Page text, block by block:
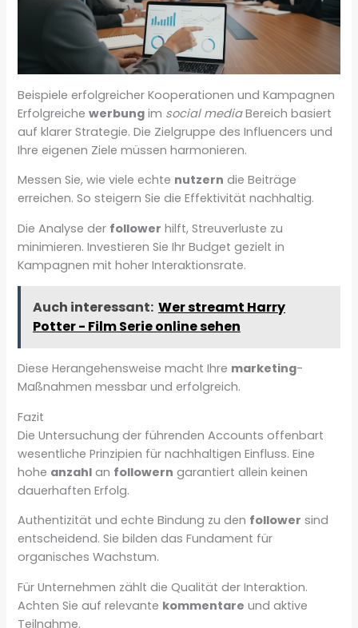
Beispiele erfolgreicher Kooperationen und Kampagnen
Erfolgreichewerbung im social mediaBereich basiert
auf klarer Strategie. Die Zielgruppe des Influencers und
Ihre eigenen Ziele müssen harmonieren.
Messen Sie, wie viele echte nutzern die Beiträge
erreichen. So steigern Sie die Effektivität nachhaltig.
Die Analyse der follower hilft, Streuverluste zu
minimieren. Investieren Sie Ihr Budget gezielt in
Kampagnen mit hoher Interaktionsrate.
Auch interessant: Wer streamt Harry
Potter - Film Serie online sehen
Diese Herangehensweise macht Ihre marketing-
Maßnahmen messbar und erfolgreich.
Fazit
Die Untersuchung der führenden Accounts offenbart
wesentliche Prinzipien für nachhaltigen Einfluss. Eine
hohe anzahl an followern garantiert allein keinen
dauerhaften Erfolg.
Authentizität und echte Bindung zu den follower sind
entscheidend. Sie bilden das Fundament für
organisches Wachstum.
Für Unternehmen zählt die Qualität der Interaktion.
Achten Sie auf relevante kommentare und aktive
Teilnahme.